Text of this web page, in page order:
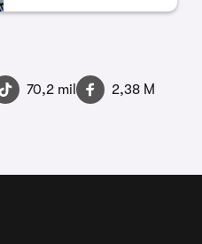
70,2 mil
2,38 M